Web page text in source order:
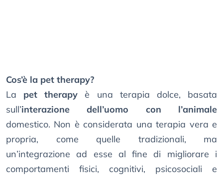
Cos’è la pet therapy?
La pet therapy è una terapia dolce, basata
sull’interazione dell’uomo con l’animale
domestico. Non è considerata una terapia vera e
propria, come quelle tradizionali, ma
un’integrazione ad esse al fine di migliorare i
comportamenti fisici, cognitivi, psicosociali e